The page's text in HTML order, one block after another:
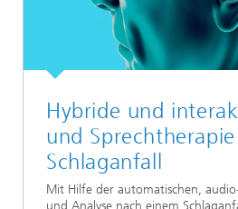
Hybride und
und
Schlaganfall
Mit Hilfe der automatischen,
und Analyse nach einem